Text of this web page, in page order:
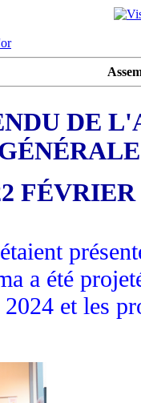
DE
FÉVRIER
a été
et les